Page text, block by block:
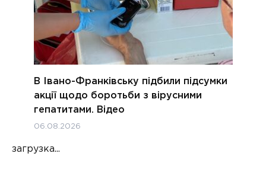
В Івано-Франківську підбили підсумки
акції щодо боротьби з вірусними
гепатитами. Відео
06.08.2026
загрузка...